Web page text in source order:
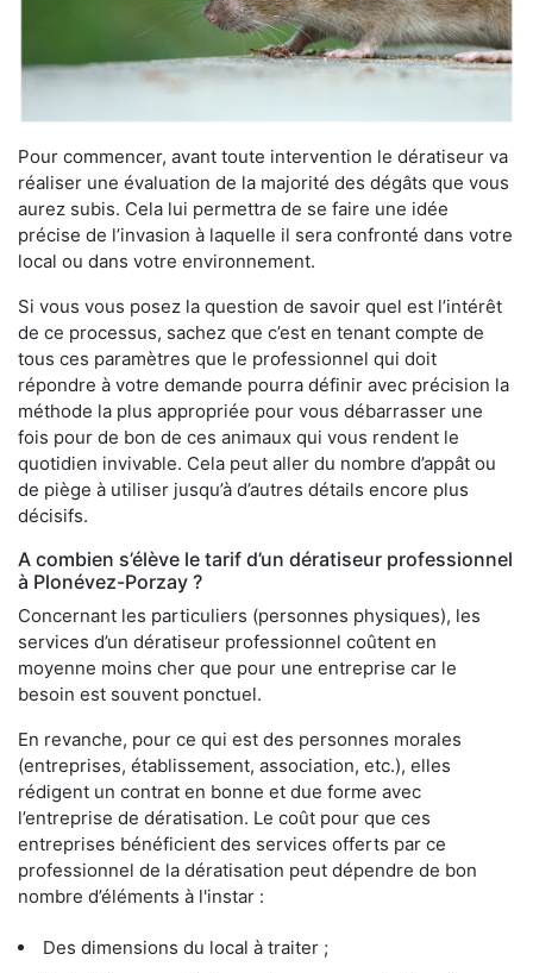
Pour commencer, avant toute intervention le dératiseur va
réaliser une évaluation de la majorité des dégâts que vous
aurez subis. Cela lui permettra de se faire une idée
précise de l’invasion à laquelle il sera confronté dans votre
local ou dans votre environnement.
Si vous vous posez la question de savoir quel est l’intérêt
de ce processus, sachez que c’est en tenant compte de
tous ces paramètres que le professionnel qui doit
répondre à votre demande pourra définir avec précision la
méthode la plus appropriée pour vous débarrasser une
fois pour de bon de ces animaux qui vous rendent le
quotidien invivable. Cela peut aller du nombre d’appât ou
de piège à utiliser jusqu’à d’autres détails encore plus
décisifs.
A combien s’élève le tarif d’un dératiseur professionnel
à Plonévez-Porzay ?
Concernant les particuliers (personnes physiques), les
services d’un dératiseur professionnel coûtent en
moyenne moins cher que pour une entreprise car le
besoin est souvent ponctuel.
En revanche, pour ce qui est des personnes morales
(entreprises, établissement, association, etc.), elles
rédigent un contrat en bonne et due forme avec
l’entreprise de dératisation. Le coût pour que ces
entreprises bénéficient des services offerts par ce
professionnel de la dératisation peut dépendre de bon
nombre d’éléments à l'instar :
Des dimensions du local à traiter ;